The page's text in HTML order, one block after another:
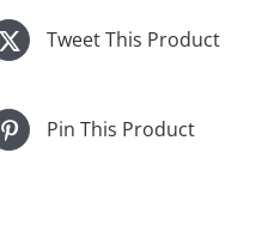
Tweet This Product
Pin This Product